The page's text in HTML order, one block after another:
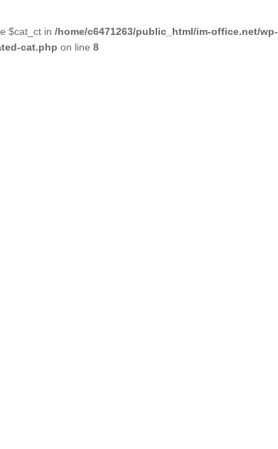
$cat_ct in /home/c6471263/public_html/im-office.net/wp-
cat.php on line 8